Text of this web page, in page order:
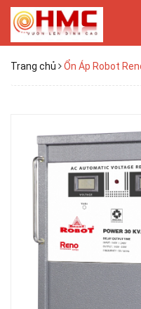
Trang chủ Ổn Áp Robot